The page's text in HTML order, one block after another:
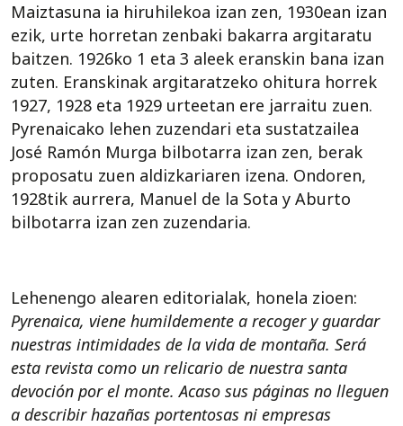
Maiztasuna ia hiruhilekoa izan zen, 1930ean izan
ezik, urte horretan zenbaki bakarra argitaratu
baitzen. 1926ko 1 eta 3 aleek eranskin bana izan
zuten. Eranskinak argitaratzeko ohitura horrek
1927, 1928 eta 1929 urteetan ere jarraitu zuen.
Pyrenaicako lehen zuzendari eta sustatzailea
José Ramón Murga bilbotarra izan zen, berak
proposatu zuen aldizkariaren izena. Ondoren,
1928tik aurrera, Manuel de la Sota y Aburto
bilbotarra izan zen zuzendaria.
Lehenengo alearen editorialak, honela zioen:
Pyrenaica, viene humildemente a recoger y guardar
nuestras intimidades de la vida de montaña. Será
esta revista como un relicario de nuestra santa
devoción por el monte. Acaso sus páginas no lleguen
a describir hazañas portentosas ni empresas